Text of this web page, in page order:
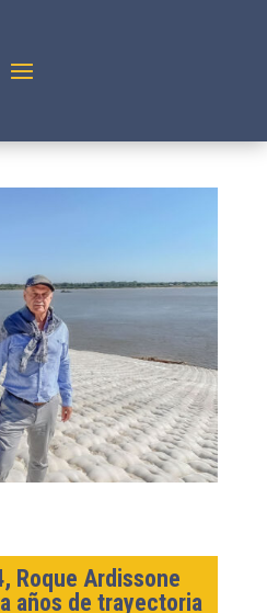
Roque Ardissone
años de trayectoria